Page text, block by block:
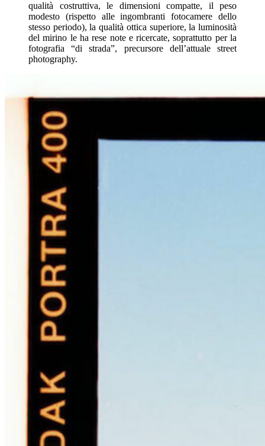
qualità costruttiva, le dimensioni compatte, il peso
modesto (rispetto alle ingombranti fotocamere dello
stesso periodo), la qualità ottica superiore, la luminosità
del mirino le ha rese note e ricercate, soprattutto per la
fotografia “di strada”, precursore dell’attuale street
photography.